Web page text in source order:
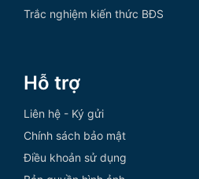
Trắc nghiệm kiến thức BĐS
Hỗ trợ
Liên hệ - Ký gửi
Chính sách bảo mật
Điều khoản sử dụng